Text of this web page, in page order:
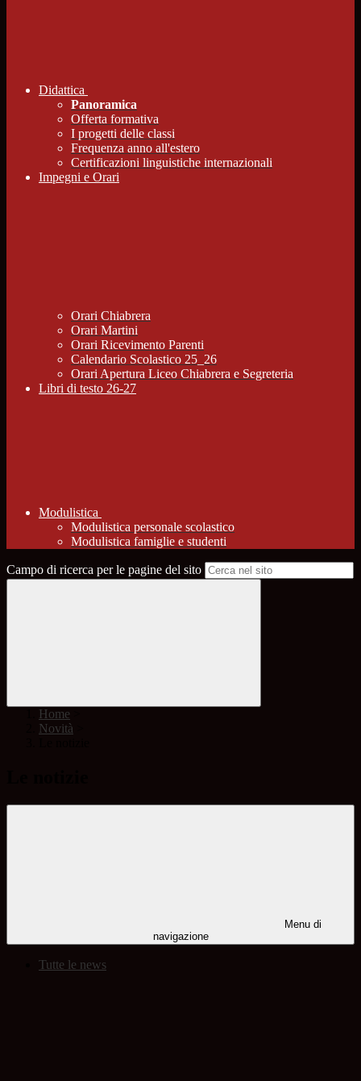
Didattica
Panoramica
Offerta formativa
I progetti delle classi
Frequenza anno all'estero
Certificazioni linguistiche internazionali
Impegni e Orari
Orari Chiabrera
Orari Martini
Orari Ricevimento Parenti
Calendario Scolastico 25_26
Orari Apertura Liceo Chiabrera e Segreteria
Libri di testo 26-27
Modulistica
Modulistica personale scolastico
Modulistica famiglie e studenti
Campo di ricerca per le pagine del sito
Home
Novità
Menu di
navigazione
Tutte le news